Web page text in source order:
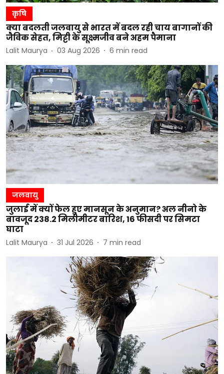
कृषि
क्या बदलती जलवायु से भारत में बदल रही चाय बागानों की
जैविक सेहत, मिट्टी के सूक्ष्मजीव बने अहम पैमाना
Lalit Maurya 03 Aug 2026 6 min read
जलवायु
जुलाई में क्यों फेल हुए मानसून के अनुमान? अल नीनो के
बावजूद 238.2 मिलीमीटर बारिश, 16 फीसदी पर सिमटा
घाटा
Lalit Maurya 31 Jul 2026 7 min read